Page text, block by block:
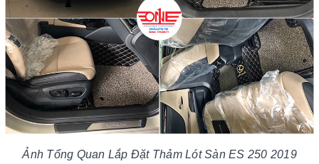
Ảnh Tổng Quan Lắp Đặt Thảm Lót Sàn ES 250 2019